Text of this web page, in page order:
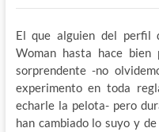
El que alguien del perfil
Woman hasta hace
sorprendente -no
experimento en toda
echarle la pelota- pero
han cambiado lo suyo y